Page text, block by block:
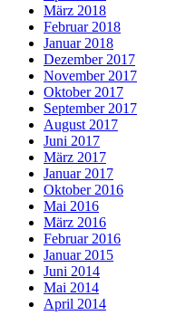
März 2018
Februar 2018
Januar 2018
Dezember 2017
November 2017
Oktober 2017
September 2017
August 2017
Juni 2017
März 2017
Januar 2017
Oktober 2016
Mai 2016
März 2016
Februar 2016
Januar 2015
Juni 2014
Mai 2014
April 2014